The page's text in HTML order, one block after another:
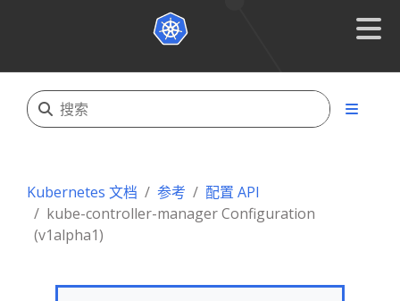
Kubernetes 文档 参考
配置 API
kube-controller-manager Configuration
(v1alpha1)